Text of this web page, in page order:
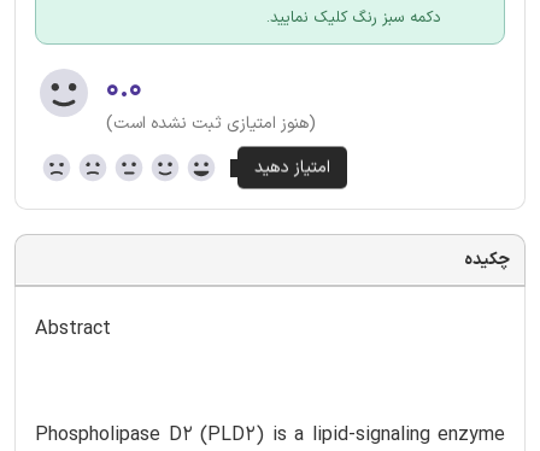
دکمه سبز رنگ کلیک نمایید.
۰.۰
(هنوز امتیازی ثبت نشده است)
چکیده
Abstract
Phospholipase D2 (PLD2) is a lipid-signaling enzyme